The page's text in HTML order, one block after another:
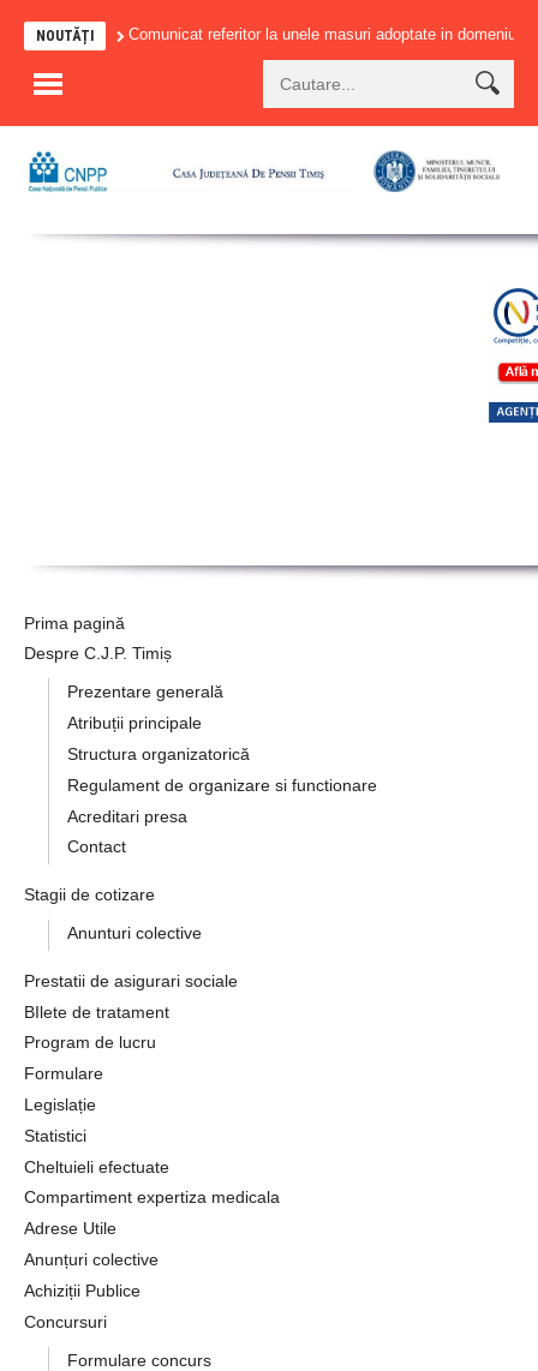
NOUTĂȚIComunicat referitor la unele masuri adoptate in domeniul pensiilor
Prima pagină
Despre C.J.P. Timiș
Prezentare generală
Atribuții principale
Structura organizatorică
Regulament de organizare si functionare
Acreditari presa
Contact
Stagii de cotizare
Anunturi colective
Prestatii de asigurari sociale
BIlete de tratament
Program de lucru
Formulare
Legislație
Statistici
Cheltuieli efectuate
Compartiment expertiza medicala
Adrese Utile
Anunțuri colective
Achiziții Publice
Concursuri
Formulare concurs